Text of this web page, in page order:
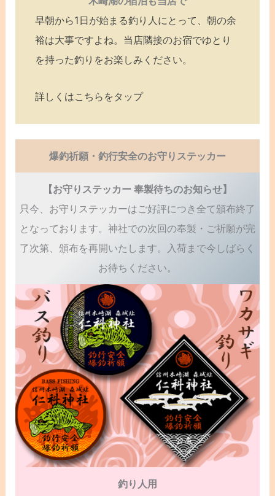
早朝から1日が始まる釣り人にとって、朝の余
裕は大事ですよね。当店隣接のお宿でゆとり
を持った釣りをお楽しみください。
詳しくはこちらをタップ
爆釣祈願・釣行安全のお守りステッカー
【お守りステッカー 奉製待ちのお知らせ】
只今、お守りステッカーはご好評につき全て頒布終了
となっております。神社での次回の奉製・ご祈願が完
了次第、頒布を再開いたします。入荷まで今しばらく
お待ちください。
釣り人用